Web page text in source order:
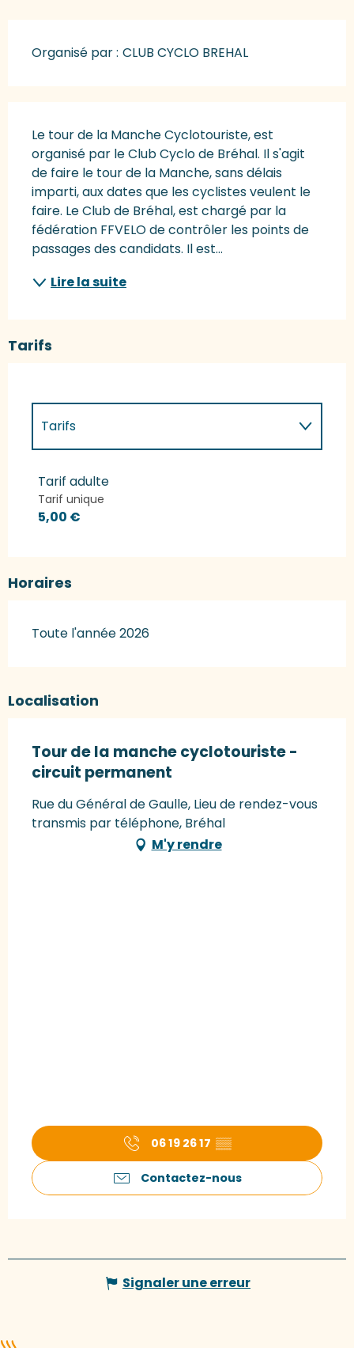
Organisé par : CLUB CYCLO BREHAL
Le tour de la Manche Cyclotouriste, est
organisé par le Club Cyclo de Bréhal. Il s'agit
de faire le tour de la Manche, sans délais
imparti, aux dates que les cyclistes veulent le
faire. Le Club de Bréhal, est chargé par la
fédération FFVELO de contrôler les points de
passages des candidats. Il est...
Lire la suite
Tarifs
Tarifs
Tarifs 2027
Tarif adulte
Tarif unique
5,00 €
Horaires
Toute l'année 2026
Localisation
Tour de la manche cyclotouriste -
circuit permanent
Rue du Général de Gaulle, Lieu de rendez-vous
transmis par téléphone, Bréhal
M'y rendre
06 19 26 17 ▒▒
Contactez-nous
Signaler une erreur